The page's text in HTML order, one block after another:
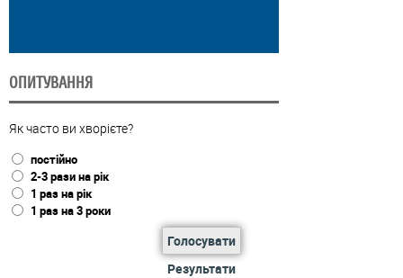
ОПИТУВАННЯ
Як часто ви хворієте?
постійно
2-3 рази на рік
1 раз на рік
1 раз на 3 роки
Голосувати
Результати